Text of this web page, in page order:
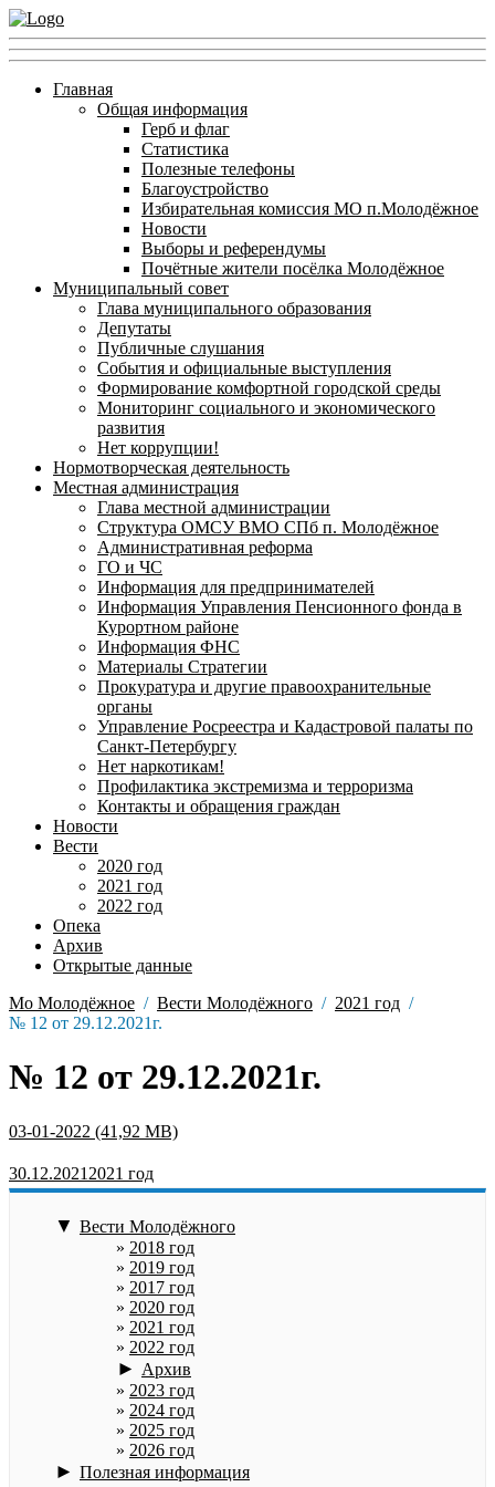
Главная
Общая информация
Герб и флаг
Статистика
Полезные телефоны
Благоустройство
Избирательная комиссия МО п.Молодёжное
Новости
Выборы и референдумы
Почётные жители посёлка Молодёжное
Муниципальный совет
Глава муниципального образования
Депутаты
Публичные слушания
События и официальные выступления
Формирование комфортной городской среды
Мониторинг социального и экономического
развития
Нет коррупции!
Нормотворческая деятельность
Местная администрация
Глава местной администрации
Структура ОМСУ ВМО СПб п. Молодёжное
Административная реформа
ГО и ЧС
Информация для предпринимателей
Информация Управления Пенсионного фонда в
Курортном районе
Информация ФНС
Материалы Стратегии
Прокуратура и другие правоохранительные
органы
Управление Росреестра и Кадастровой палаты по
Санкт-Петербургу
Нет наркотикам!
Профилактика экстремизма и терроризма
Контакты и обращения граждан
Новости
Вести
2020 год
2021 год
2022 год
Опека
Архив
Открытые данные
Мо Молодёжное
Вести Молодёжного
2021 год
№ 12 от 29.12.2021г.
№ 12 от 29.12.2021г.
03-01-2022
30.12.2021 2021 год
▼ Вести Молодёжного
2018 год
2019 год
2017 год
2020 год
2021 год
2022 год
► Архив
2023 год
2024 год
2025 год
2026 год
► Полезная информация